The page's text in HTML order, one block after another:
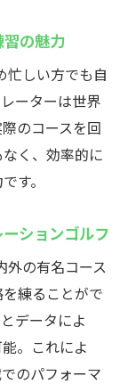
の魅力
忙しい方でも自
ーターは世界
のコースを回
く、効率的に
す。
ションゴルフ
外の有名コース
練ることがで
データによ
。これによ
のパフォーマ